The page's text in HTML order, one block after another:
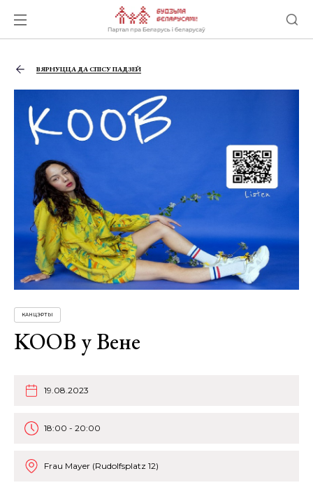
ВЯРНУЦЦА ДА СПІСУ ПАДЗЕЙ
КАНЦЭРТЫ
KOOB у Вене
19.08.2023
18:00 - 20:00
Frau Mayer (Rudolfsplatz 12)